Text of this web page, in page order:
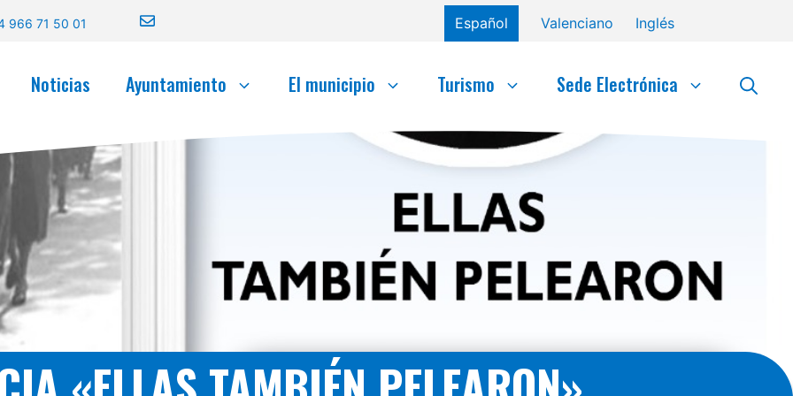
966 71 50 01 Español Valenciano Inglés
Noticias Ayuntamiento El municipio Turismo Sede Electrónica